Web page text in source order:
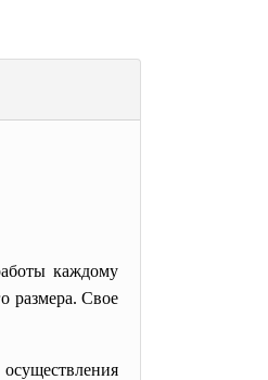
каждому
размера. Свое